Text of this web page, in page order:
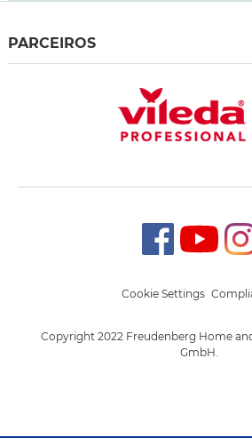
PARCEIROS
Copyright 2022 Freudenberg Home
GmbH.
Cookie Settings